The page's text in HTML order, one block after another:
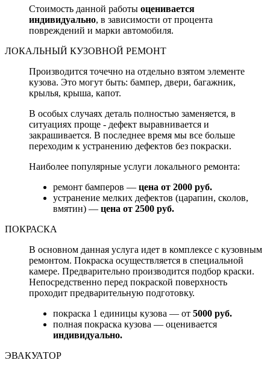
Стоимость данной работы оценивается
индивидуально, в зависимости от процента
повреждений и марки автомобиля.
ЛОКАЛЬНЫЙ КУЗОВНОЙ РЕМОНТ
Производится точечно на отдельно взятом элементе
кузова. Это могут быть: бампер, двери, багажник,
крылья, крыша, капот.
В особых случаях деталь полностью заменяется, в
ситуациях проще - дефект выравнивается и
закрашивается. В последнее время мы все больше
переходим к устранению дефектов без покраски.
Наиболее популярные услуги локального ремонта:
ремонт бамперов — цена от 2000 руб.
устранение мелких дефектов (царапин, сколов,
вмятин) — цена от 2500 руб.
ПОКРАСКА
В основном данная услуга идет в комплексе с кузовным
ремонтом. Покраска осуществляется в специальной
камере. Предварительно производится подбор краски.
Непосредственно перед покраской поверхность
проходит предварительную подготовку.
покраска 1 единицы кузова — от 5000 руб.
полная покраска кузова — оценивается
индивидуально.
ЭВАКУАТОР